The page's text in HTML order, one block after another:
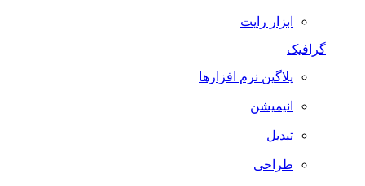
ابزار رایت
گرافیک
پلاگین نرم افزارها
انیمیشن
تبدیل
طراحی